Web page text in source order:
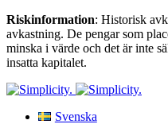
Riskinformation: Historisk
avkastning. De pengar som
minska i värde och det är inte
insatta kapitalet.
Svenska